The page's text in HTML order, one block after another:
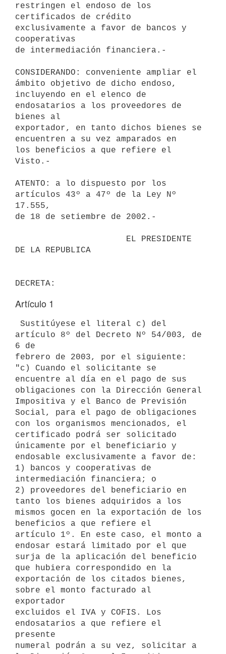
restringen el endoso de los
certificados de crédito
exclusivamente a favor de bancos y
cooperativas
de intermediación financiera.-
CONSIDERANDO: conveniente ampliar el
ámbito objetivo de dicho endoso,
incluyendo en el elenco de
endosatarios a los proveedores de
bienes al
exportador, en tanto dichos bienes se
encuentren a su vez amparados en
los beneficios a que refiere el
Visto.-
ATENTO: a lo dispuesto por los
artículos 43º a 47º de la Ley Nº
17.555,
de 18 de setiembre de 2002.-
DE LA REPUBLICA
Artículo 1
artículo 8º del Decreto Nº 54/003, de
6 de
febrero de 2003, por el siguiente:
"c) Cuando el solicitante se
encuentre al día en el pago de sus
obligaciones con la Dirección General
Impositiva y el Banco de Previsión
Social, para el pago de obligaciones
con los organismos mencionados, el
certificado podrá ser solicitado
únicamente por el beneficiario y
endosable exclusivamente a favor de:
1) bancos y cooperativas de
intermediación financiera; o
2) proveedores del beneficiario en
tanto los bienes adquiridos a los
mismos gocen en la exportación de los
beneficios a que refiere el
artículo 1º. En este caso, el monto a
endosar estará limitado por el que
surja de la aplicación del beneficio
que hubiera correspondido en la
exportación de los citados bienes,
sobre el monto facturado al
exportador
excluidos el IVA y COFIS. Los
endosatarios a que refiere el
presente
numeral podrán a su vez, solicitar a